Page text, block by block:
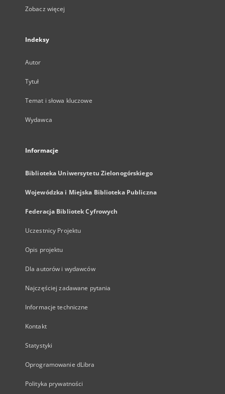
Zobacz więcej
Indeksy
Autor
Tytuł
Temat i słowa kluczowe
Wydawca
Informacje
Biblioteka Uniwersytetu Zielonogórskiego
Wojewódzka i Miejska Biblioteka Publiczna
Federacja Bibliotek Cyfrowych
Uczestnicy Projektu
Opis projektu
Dla autorów i wydawców
Najczęściej zadawane pytania
Informacje techniczne
Kontakt
Statystyki
Oprogramowanie dLibra
Polityka prywatności